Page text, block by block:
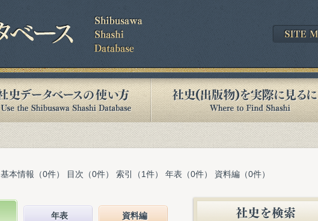
基本情報（0件） 目次（0件） 索引（1件） 年表（0件） 資料編（0件）
年表 資料編